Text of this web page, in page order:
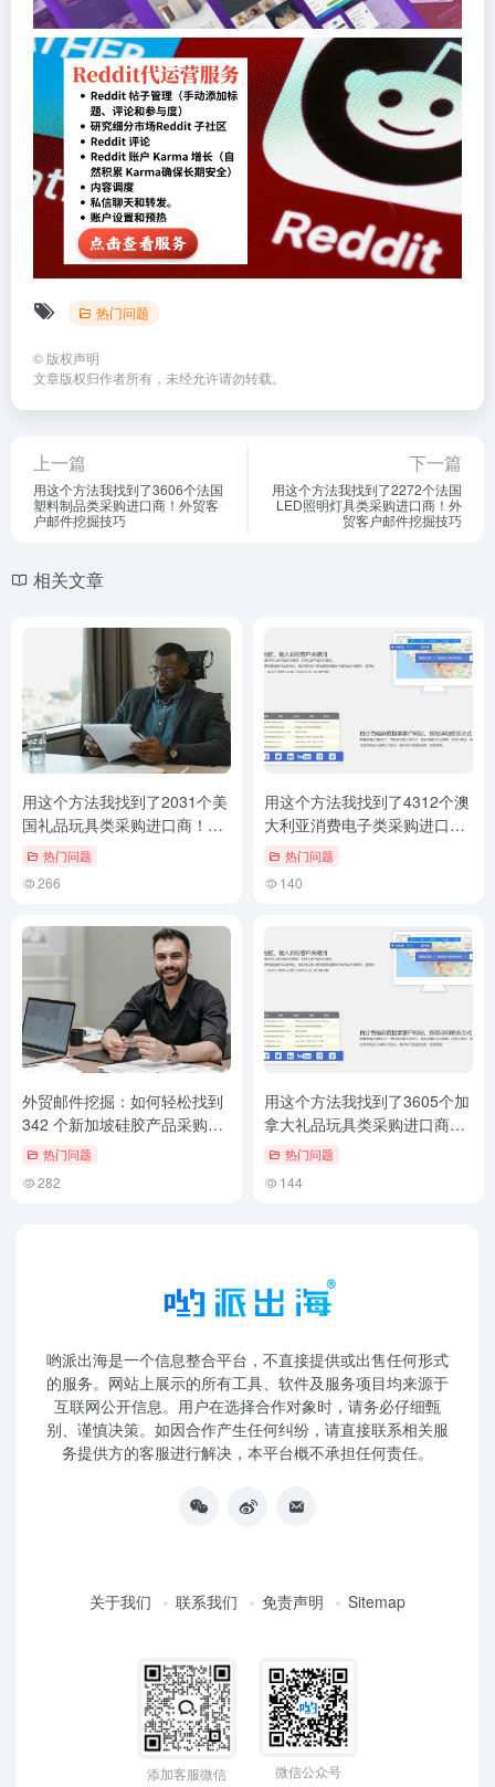
热门问题
© 版权声明
文章版权归作者所有，未经允许请勿转载。
上一篇
用这个方法我找到了3606个法国
塑料制品类采购进口商！外贸客
户邮件挖掘技巧
下一篇
用这个方法我找到了2272个法国
LED照明灯具类采购进口商！外
贸客户邮件挖掘技巧
相关文章
用这个方法我找到了2031个美
国礼品玩具类采购进口商！外
贸客户邮件挖掘技巧
热门问题
266
用这个方法我找到了4312个澳
大利亚消费电子类采购进口
商！外贸客户邮件挖掘技巧
热门问题
140
外贸邮件挖掘：如何轻松找到
342 个新加坡硅胶产品采购
商！热门问题
282
用这个方法我找到了3605个加
拿大礼品玩具类采购进口商！
外贸客户邮件挖掘技巧
热门问题
144
哟派出海是一个信息整合平台，不直接提供或出售任何形式
的服务。网站上展示的所有工具、软件及服务项目均来源于
互联网公开信息。用户在选择合作对象时，请务必仔细甄
别、谨慎决策。如因合作产生任何纠纷，请直接联系相关服
务提供方的客服进行解决，本平台概不承担任何责任。
关于我们 联系我们 免责声明 Sitemap
添加客服微信 微信公众号